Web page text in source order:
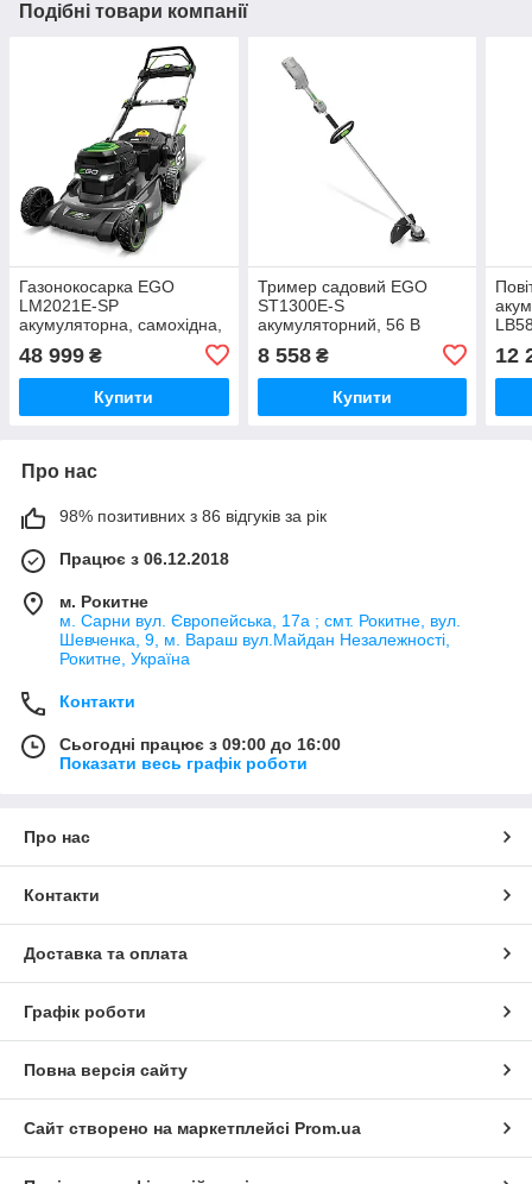
Подібні товари компанії
Газонокосарка EGO
LM2021E-SP
акумуляторна, самохідна,
56 В, 50 см (0500014008)
48 999 ₴
Купити
Тример садовий EGO
ST1300E-S
акумуляторний, 56 В
8 558₴
Купити
12
Про нас
98% позитивних з 86 відгуків за рік
Працює з 06.12.2018
м. Рокитне
м. Сарни вул. Європейська, 17а ; смт. Рокитне, вул.
Шевченка, 9, м. Вараш вул.Майдан Незалежності,
Рокитне, Україна
Контакти
Сьогодні працює з 09:00 до 16:00
Показати весь графік роботи
Про нас
Контакти
Доставка та оплата
Графік роботи
Повна версія сайту
Сайт створено на маркетплейсі Prom.ua